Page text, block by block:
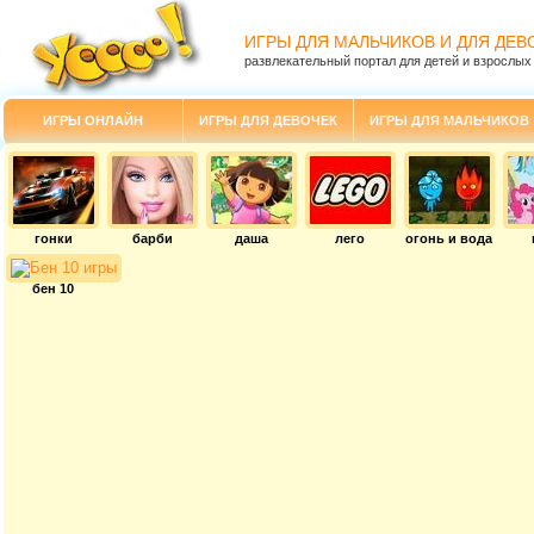
ИГРЫ ДЛЯ МАЛЬЧИКОВ И ДЛЯ
развлекательный портал для детей и взрослых
ИГРЫ ОНЛАЙН ИГРЫ ДЛЯ ДЕВОЧЕК ИГРЫ ДЛЯ МАЛЬЧИКОВ
гонки барби даша лего огонь и вода
бен 10